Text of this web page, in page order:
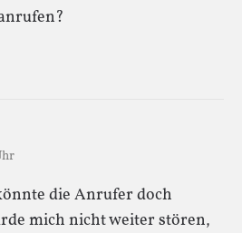
die Anrufer doch
mich nicht weiter stören,